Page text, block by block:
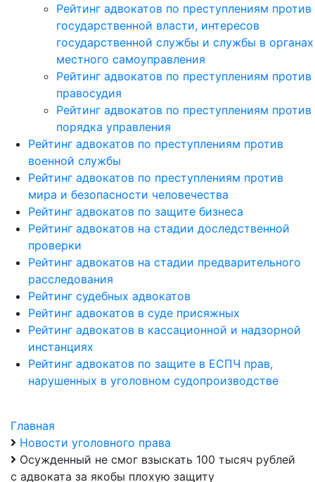
Рейтинг адвокатов по преступлениям против
государственной власти, интересов
государственной службы и службы в органах
местного самоуправления
Рейтинг адвокатов по преступлениям против
правосудия
Рейтинг адвокатов по преступлениям против
порядка управления
Рейтинг адвокатов по преступлениям против
военной службы
Рейтинг адвокатов по преступлениям против
мира и безопасности человечества
Рейтинг адвокатов по защите бизнеса
Рейтинг адвокатов на стадии доследственной
проверки
Рейтинг адвокатов на стадии предварительного
расследования
Рейтинг судебных адвокатов
Рейтинг адвокатов в суде присяжных
Рейтинг адвокатов в кассационной и надзорной
инстанциях
Рейтинг адвокатов по защите в ЕСПЧ прав,
нарушенных в уголовном судопроизводстве
Главная
Новости уголовного права
Осужденный не смог взыскать 100 тысяч рублей
с адвоката за якобы плохую защиту